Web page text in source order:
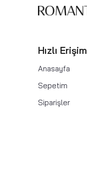
Hızlı Erişim
Anasayfa
Sepetim
Siparişler